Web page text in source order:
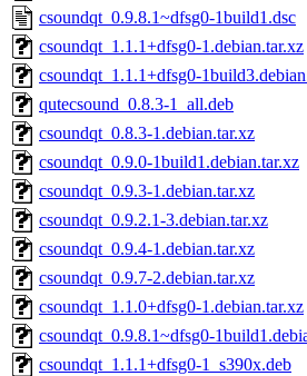
csoundqt_0.9.8.1~dfsg0-1build1.dsc
csoundqt_1.1.1+dfsg0-1.debian.tar.xz
csoundqt_1.1.1+dfsg0-
qutecsound_0.8.3-1_all.deb
csoundqt_0.8.3-1.debian.tar.xz
csoundqt_0.9.0-1build1.debian.tar.xz
csoundqt_0.9.3-1.debian.tar.xz
csoundqt_0.9.2.1-3.debian.tar.xz
csoundqt_0.9.4-1.debian.tar.xz
csoundqt_0.9.7-2.debian.tar.xz
csoundqt_1.1.0+dfsg0-1.debian.tar.xz
csoundqt_0.9.8.1~dfsg0-
csoundqt_1.1.1+dfsg0-1_s390x.deb